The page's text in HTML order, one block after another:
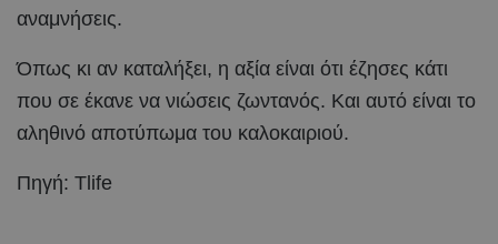
αναμνήσεις.
Όπως κι αν καταλήξει, η αξία είναι ότι έζησες κάτι
που σε έκανε να νιώσεις ζωντανός. Και αυτό είναι το
αληθινό αποτύπωμα του καλοκαιριού.
Πηγή: Tlife